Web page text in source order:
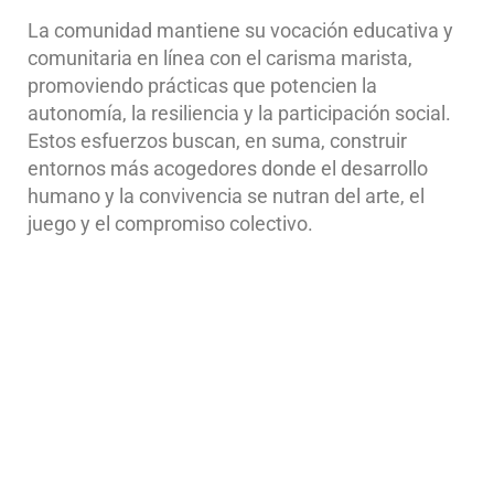
La comunidad mantiene su vocación educativa y
comunitaria en línea con el carisma marista,
promoviendo prácticas que potencien la
autonomía, la resiliencia y la participación social.
Estos esfuerzos buscan, en suma, construir
entornos más acogedores donde el desarrollo
humano y la convivencia se nutran del arte, el
juego y el compromiso colectivo.